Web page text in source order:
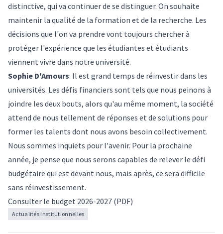
distinctive, qui va continuer de se distinguer. On souhaite
maintenir la qualité de la formation et de la recherche. Les
décisions que l'on va prendre vont toujours chercher à
protéger l'expérience que les étudiantes et étudiants
viennent vivre dans notre université.
Sophie D'Amours: Il est grand temps de réinvestir dans les
universités. Les défis financiers sont tels que nous peinons à
joindre les deux bouts, alors qu'au même moment, la société
attend de nous tellement de réponses et de solutions pour
former les talents dont nous avons besoin collectivement.
Nous sommes inquiets pour l'avenir. Pour la prochaine
année, je pense que nous serons capables de relever le défi
budgétaire qui est devant nous, mais après, ce sera difficile
sans réinvestissement.
Consulter le budget 2026-2027 (PDF)
Actualités institutionnelles